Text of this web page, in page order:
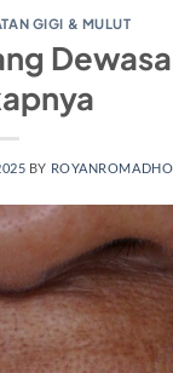
GIGI & MULUT
BY